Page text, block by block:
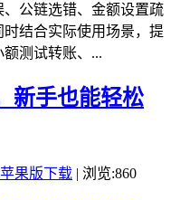
公链选错、金额设置疏
结合实际使用场景，提
测试转账、...
新手也能轻松
果版下载 | 浏览:860